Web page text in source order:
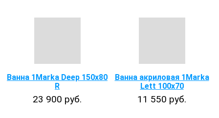
Ванна 1Marka Deep 150х80
R
23 900 руб.
Ванна акриловая 1Marka
Lett 100x70
11 550 руб.